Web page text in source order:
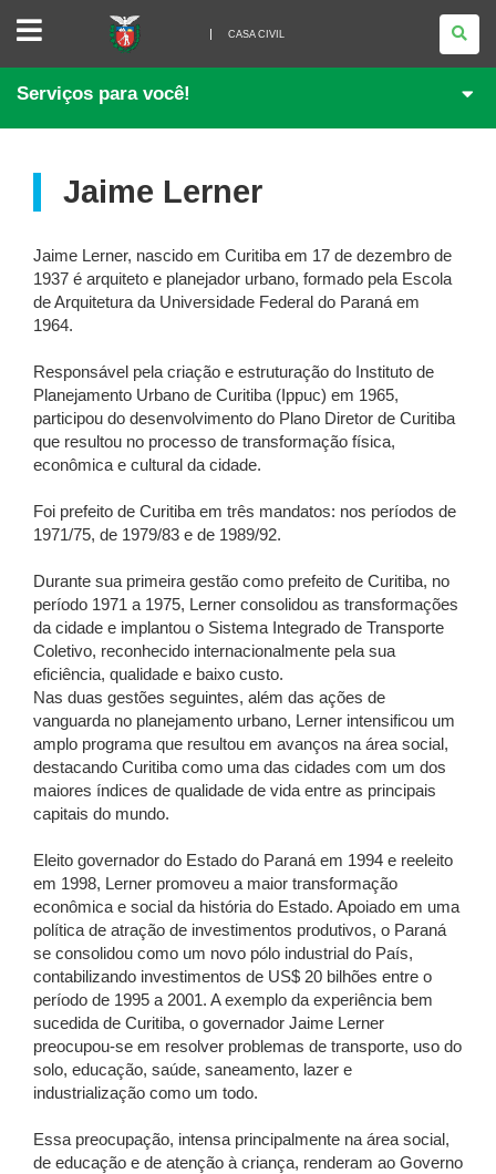
CASA CIVIL
Serviços para você!
Jaime Lerner
Jaime Lerner, nascido em Curitiba em 17 de dezembro de
1937 é arquiteto e planejador urbano, formado pela Escola
de Arquitetura da Universidade Federal do Paraná em
1964.
Responsável pela criação e estruturação do Instituto de
Planejamento Urbano de Curitiba (Ippuc) em 1965,
participou do desenvolvimento do Plano Diretor de Curitiba
que resultou no processo de transformação física,
econômica e cultural da cidade.
Foi prefeito de Curitiba em três mandatos: nos períodos de
1971/75, de 1979/83 e de 1989/92.
Durante sua primeira gestão como prefeito de Curitiba, no
período 1971 a 1975, Lerner consolidou as transformações
da cidade e implantou o Sistema Integrado de Transporte
Coletivo, reconhecido internacionalmente pela sua
eficiência, qualidade e baixo custo.
Nas duas gestões seguintes, além das ações de
vanguarda no planejamento urbano, Lerner intensificou um
amplo programa que resultou em avanços na área social,
destacando Curitiba como uma das cidades com um dos
maiores índices de qualidade de vida entre as principais
capitais do mundo.
Eleito governador do Estado do Paraná em 1994 e reeleito
em 1998, Lerner promoveu a maior transformação
econômica e social da história do Estado. Apoiado em uma
política de atração de investimentos produtivos, o Paraná
se consolidou como um novo pólo industrial do País,
contabilizando investimentos de US$ 20 bilhões entre o
período de 1995 a 2001. A exemplo da experiência bem
sucedida de Curitiba, o governador Jaime Lerner
preocupou-se em resolver problemas de transporte, uso do
solo, educação, saúde, saneamento, lazer e
industrialização como um todo.
Essa preocupação, intensa principalmente na área social,
de educação e de atenção à criança, renderam ao Governo